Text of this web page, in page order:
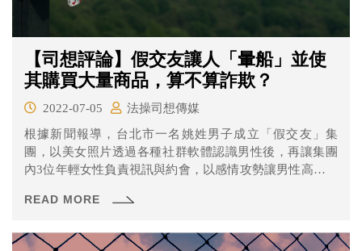
【司想評論】假交友讓人「暈船」並使
其購買大量商品，算不算詐欺？
2022-07-05
法操司想傳媒
根據新聞報導，台北市一名姚姓男子成立「假交友」集
團，以美女照片透過各種社群軟體認識男性後，再讓集團
內3位年輕女性負責視訊與約會，以感情攻勢讓男性高價購
還有「滿額禮」抱枕。 近日集團被警方查獲，初步釐清約
被依違反刑法詐欺、洗錢防制法及組織犯罪等罪嫌，移送
READ MORE